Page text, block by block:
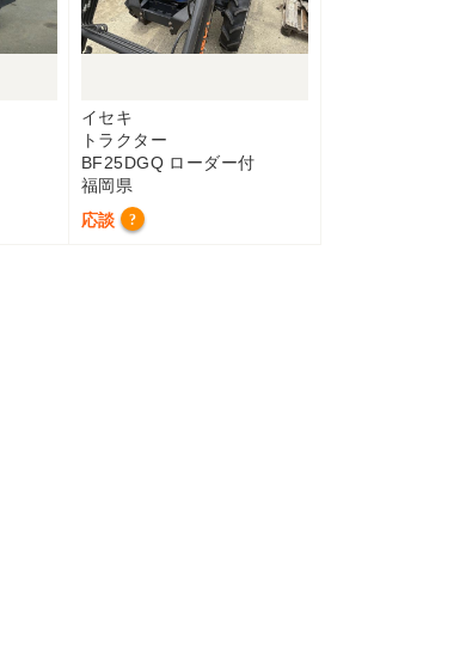
イセキ
トラクター
BF25DGQ ローダー付
福岡県
応談
?